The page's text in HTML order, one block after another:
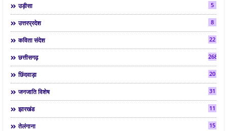
उड़ीसा 5
उत्तरप्रदेश 8
कविता संदेश 22
छत्तीसगढ़ 268
छिंदवाड़ा 20
जनजाति विशेष 31
झारखंड 11
तेलंगाना 15